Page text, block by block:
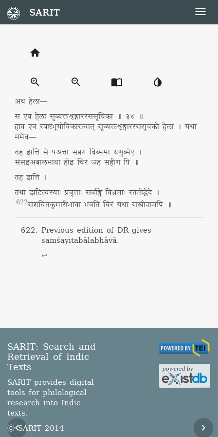
SARIT
home
zoom_in zoom_out import_contacts invert_colors
navigate_before navigate_next
अथ हेला—
स एव हेला सुव्यक्तशृङ्गाररससूचिका ॥ ३४ ॥
हाव एव स्पष्टभूयोविकारत्वात् सूव्यक्तशृङ्गाररससूचको हेला । यथा
ममैव—
तह झत्ति से पअत्ता सव्वंगं विब्भमा थणुब्भेए ।
संसइअबालभावा होइ चिरं जह सहीणं पि ॥
तह झत्ति।
तथा झटित्यस्याः प्रवृत्ताः सर्वाङ्गे विभ्रमाः स्तनोद्भेदे ।
622संशयितकुमारीभावा भवति चिरं यथा सखीनामपि ॥
Previous edition of DRgives
saṃśayitabālabhāvā.
↩
SARIT: Search and
Retrieval of Indic
Texts
SARIT provides digital
tools for philological
research into Indic
texts.
ⓒ SARIT 2014